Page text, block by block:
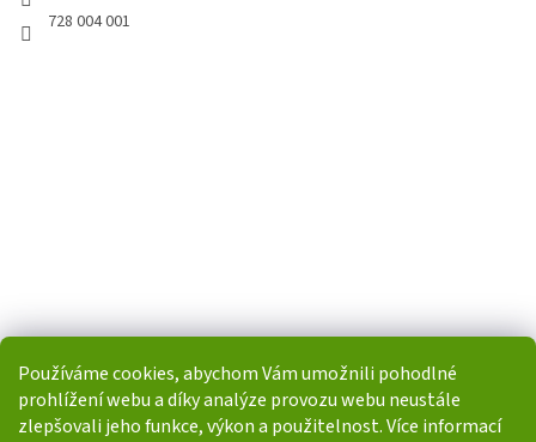
Používáme cookies, abychom Vám umožnili pohodlné
prohlížení webu a díky analýze provozu webu neustále
zlepšovali jeho funkce, výkon a použitelnost. Více informací
728 004 001